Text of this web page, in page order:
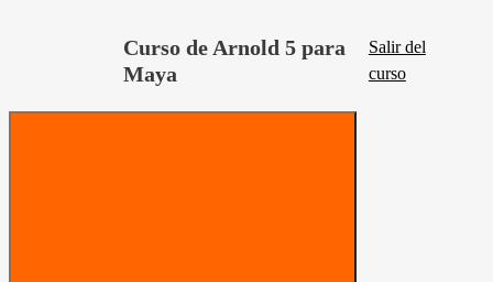
Curso de Arnold 5 para
Maya
Salir del
curso